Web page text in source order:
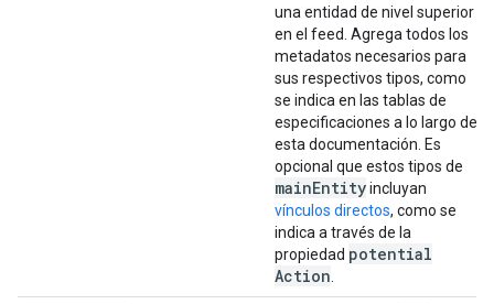
una entidad de nivel superior
en el feed. Agrega todos los
metadatos necesarios para
sus respectivos tipos, como
se indica en las tablas de
especificaciones a lo largo de
esta documentación. Es
opcional que estos tipos de
mainEntityincluyan
vínculos directos, como se
indica a través de la
propiedad potential
Action